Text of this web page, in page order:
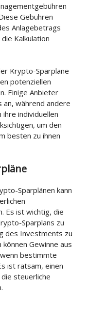
Gebühren
Anlagebetrags
Kalkulation
Krypto-Sparpläne
potenziellen
Einige Anbieter
während andere
individuellen
um den
besten zu ihnen
Sparplänen kann
Es ist wichtig, die
Sparplans zu
des Investments zu
Gewinne aus
bestimmte
ist ratsam, einen
steuerliche